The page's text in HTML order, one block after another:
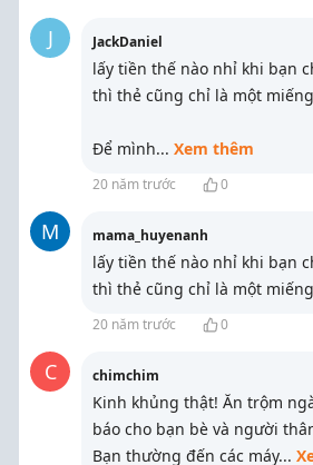
J JackDaniel
lấy tiền thế nào nhỉ khi bạn
thì thẻ cũng chỉ là một
Để mình... Xem thêm
20 năm trước 0
M mama_huyenanh
lấy tiền thế nào nhỉ khi bạn
thì thẻ cũng chỉ là một
20 năm trước 0
C chimchim
Kinh khủng thật! Ăn trộm
báo cho bạn bè và người
Bạn thường đến các máy...